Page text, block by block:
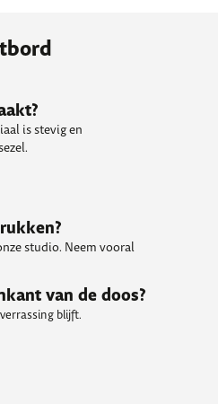
is stevig en
studio. Neem vooral
van de doos?
blijft.